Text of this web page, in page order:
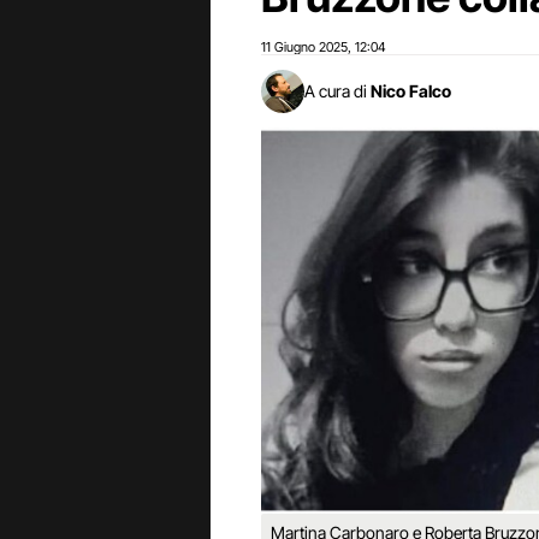
11 Giugno 2025 12:04
A cura di Nico Falco
Martina Carbonaro e Roberta